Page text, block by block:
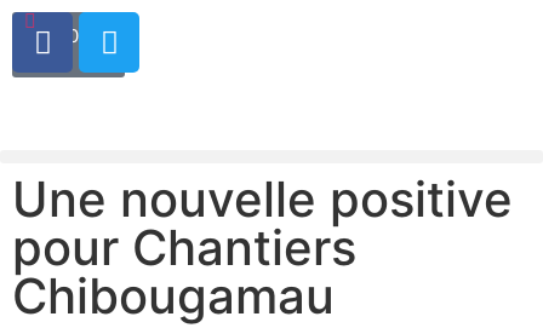
0.00
0
Une nouvelle positive
pour Chantiers
Chibougamau